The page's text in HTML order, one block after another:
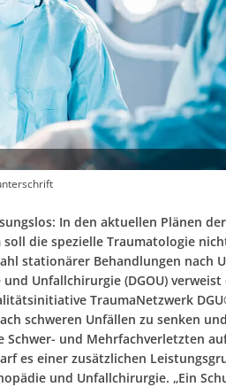
In den aktuellen Plänen der
die spezielle Traumatologie
stationärer Behandlungen nach
Unfallchirurgie (DGOU) verweist
TraumaNetzwerk
schweren Unfällen zu senken
und Mehrfachverletzten
es einer zusätzlichen
und Unfallchirurgie. „Ein